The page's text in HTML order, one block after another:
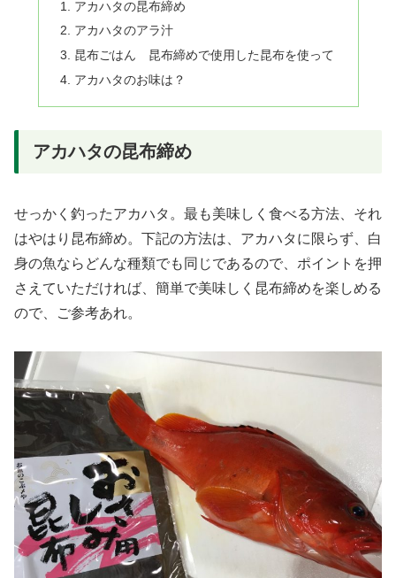
アカハタの昆布締め
アカハタのアラ汁
昆布ごはん 昆布締めで使用した昆布を使って
アカハタのお味は？
アカハタの昆布締め
せっかく釣ったアカハタ。最も美味しく食べる方法、それ
はやはり昆布締め。下記の方法は、アカハタに限らず、白
身の魚ならどんな種類でも同じであるので、ポイントを押
さえていただければ、簡単で美味しく昆布締めを楽しめる
ので、ご参考あれ。